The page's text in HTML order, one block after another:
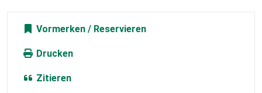
Vormerken
Drucken
Zitieren